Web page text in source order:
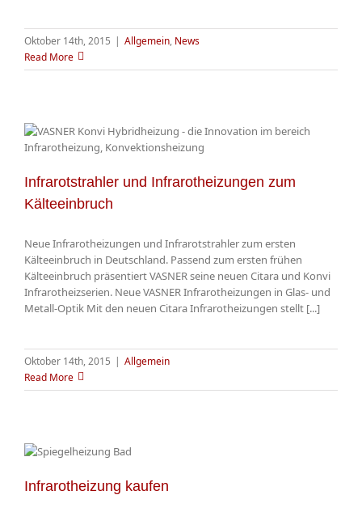
Oktober 14th, 2015 | Allgemein, News
Read More
Infrarotstrahler und Infrarotheizungen zum
Kälteeinbruch
Neue Infrarotheizungen und Infrarotstrahler zum ersten
Kälteeinbruch in Deutschland. Passend zum ersten frühen
Kälteeinbruch präsentiert VASNER seine neuen Citara und Konvi
Infrarotheizserien. Neue VASNER Infrarotheizungen in Glas- und
Metall-Optik Mit den neuen Citara Infrarotheizungen stellt [...]
Oktober 14th, 2015 | Allgemein
Read More
Infrarotheizung kaufen